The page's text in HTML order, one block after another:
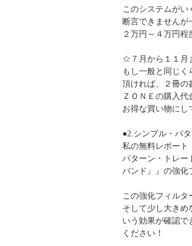
このシステムがい
断言できませんが
２万円～４万円程
☆７月から１１月
もし一般と同じく
頂ければ、２冊の
ＺＯＮＥの購入
お得な買い物にし
●2.シンプル・パ
私の無料レポート
パターン・トレー
バンド』』の強化
この強化フィルタ
そして少し大きめ
いう効果が確認で
ください！